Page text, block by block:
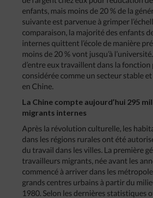
enfants, mais moins de 20 % de la
suivante est parvenue à grimper
comparaison, la majorité des enfants
internes quittent l’école de manière
moins de 20 % vont jusqu’à
d’entre eux travaillent dans la fonction
considérée comme un secteur stable
en Chine.
La Chine compte aujourd’hui 295
migrants internes
Après la révolution culturelle, les
dans les régions rurales ont été
du travail dans les villes. La première
travailleurs migrants, née avant les
commencé à arriver dans les
grands centres urbains à partir du
1980. Selon les dernières statistiques